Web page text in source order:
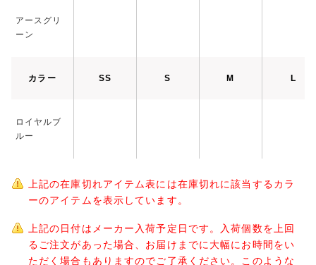
アースグリ
ーン
カラー SS S M L
ロイヤルブ
ルー
上記の在庫切れアイテム表には在庫切れに該当するカラ
ーのアイテムを表示しています。
上記の日付はメーカー入荷予定日です。入荷個数を上回
るご注文があった場合、お届けまでに大幅にお時間をい
ただく場合もありますのでご了承ください。このような